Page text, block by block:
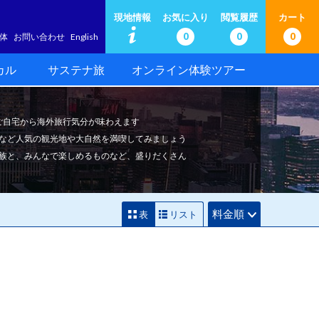
お問い合わせ English
現地情報
お気に入り
0
閲覧履歴
0
カート
0
ル サステナ旅 オンライン体験ツアー
宅から海外旅行気分が味わえます
ど人気の観光地や大自然を満喫してみましょう
と、みんなで楽しめるものなど、盛りだくさん
表 リスト 料金順